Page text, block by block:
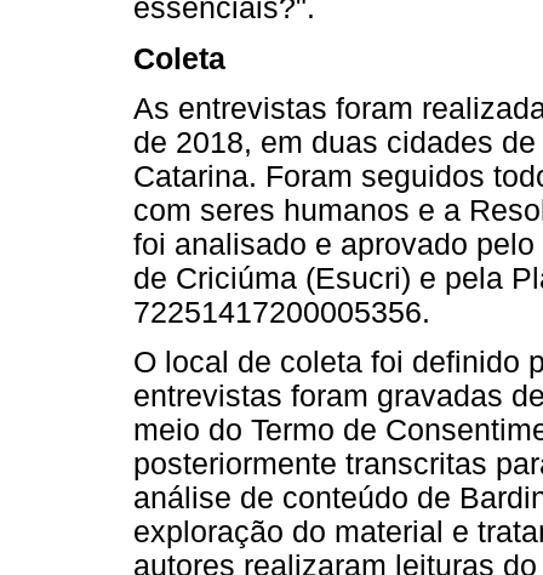
essenciais?".
Coleta
As entrevistas foram
de 2018, em duas cidades
Catarina. Foram seguidos
com seres humanos e a
foi analisado e aprovado
de Criciúma (Esucri) e pela
72251417200005356.
O local de coleta foi definido
entrevistas foram gravadas
meio do Termo de
posteriormente transcritas
análise de conteúdo de
exploração do material e
autores realizaram leituras